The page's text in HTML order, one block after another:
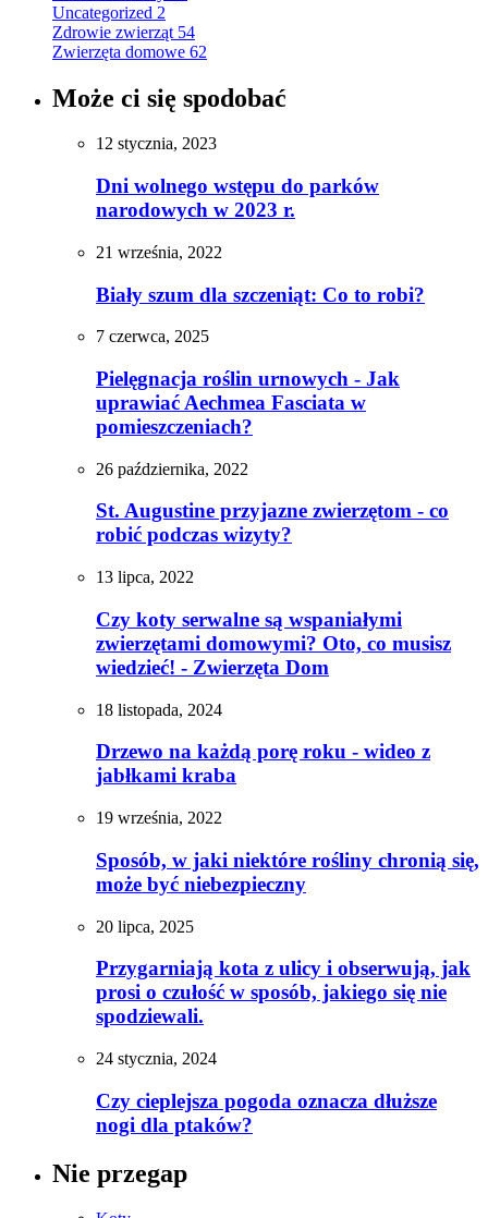
Uncategorized 2
Zdrowie zwierząt 54
Zwierzęta domowe 62
Może ci się spodobać
12 stycznia, 2023
Dni wolnego wstępu do parków
narodowych w 2023 r.
21 września, 2022
Biały szum dla szczeniąt: Co to robi?
7 czerwca, 2025
Pielęgnacja roślin urnowych - Jak
uprawiać Aechmea Fasciata w
pomieszczeniach?
26 października, 2022
St. Augustine przyjazne zwierzętom - co
robić podczas wizyty?
13 lipca, 2022
Czy koty serwalne są wspaniałymi
zwierzętami domowymi? Oto, co musisz
wiedzieć! - Zwierzęta Dom
18 listopada, 2024
Drzewo na każdą porę roku - wideo z
jabłkami kraba
19 września, 2022
Sposób, w jaki niektóre rośliny chronią się,
może być niebezpieczny
20 lipca, 2025
Przygarniają kota z ulicy i obserwują, jak
prosi o czułość w sposób, jakiego się nie
spodziewali.
24 stycznia, 2024
Czy cieplejsza pogoda oznacza dłuższe
nogi dla ptaków?
Nie przegap